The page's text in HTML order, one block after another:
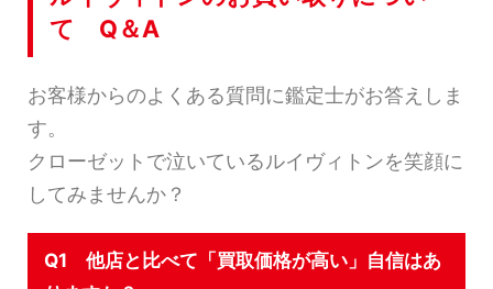
て Q＆A
お客様からのよくある質問に鑑定士がお答えしま
す。
クローゼットで泣いているルイヴィトンを笑顔に
してみませんか？
Q1 他店と比べて「買取価格が高い」自信はあ